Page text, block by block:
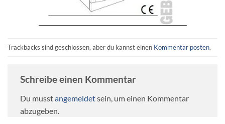
Trackbacks sind geschlossen, aber du kannst einen Kommentar posten.
Schreibe einen Kommentar
Du musstangemeldetsein, um einen Kommentar
abzugeben.